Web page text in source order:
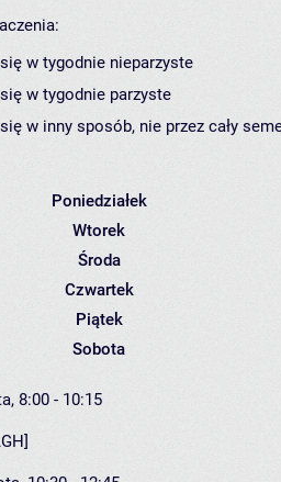
w tygodnie nieparzyste
w tygodnie parzyste
w inny sposób, nie przez cały
Poniedziałek
Wtorek
Środa
Czwartek
Piątek
Sobota
8:00 - 10:15